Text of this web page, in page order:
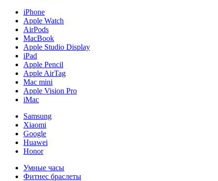
iPhone
Apple Watch
AirPods
MacBook
Apple Studio Display
iPad
Apple Pencil
Apple AirTag
Mac mini
Apple Vision Pro
iMac
Samsung
Xiaomi
Google
Huawei
Honor
Умные часы
Фитнес браслеты